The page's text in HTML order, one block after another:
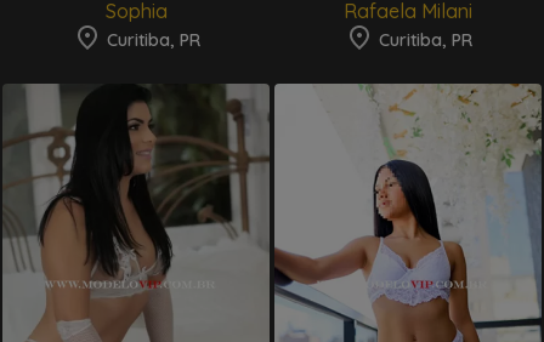
Sophia
Curitiba, PR
Rafaela Milani
Curitiba, PR